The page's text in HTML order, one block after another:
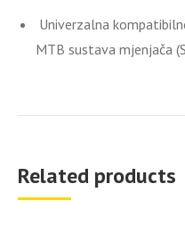
Univerzalna
MTB sustava mjenjača
Related products